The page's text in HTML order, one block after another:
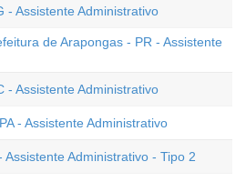
- Assistente Administrativo
de Arapongas - PR - Assistente
- Assistente Administrativo
- Assistente Administrativo
Assistente Administrativo - Tipo 2